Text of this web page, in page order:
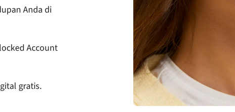
Anda di
Account
gratis.